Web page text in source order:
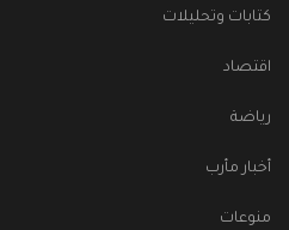
كتابات وتحليلات
اقتصاد
رياضة
أخبار مأرب
منوعات